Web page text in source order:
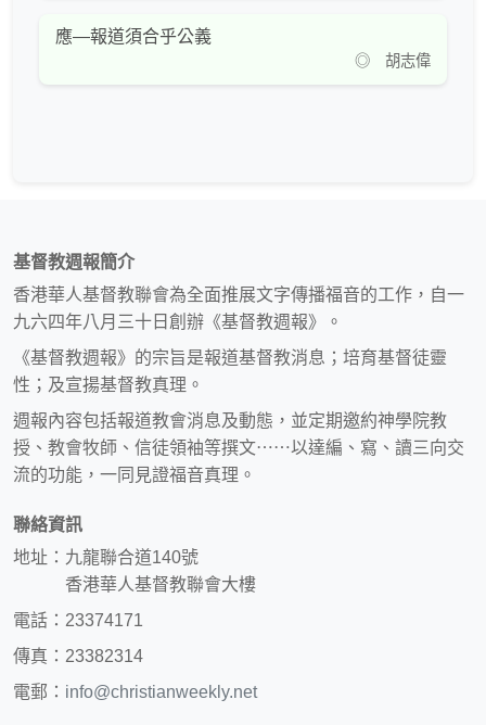
應—報道須合乎公義
◎ 胡志偉
基督教週報簡介
香港華人基督教聯會為全面推展文字傳播福音的工作，自一
九六四年八月三十日創辦《基督教週報》。
《基督教週報》的宗旨是報道基督教消息；培育基督徒靈
性；及宣揚基督教真理。
週報內容包括報道教會消息及動態，並定期邀約神學院教
授、教會牧師、信徒領袖等撰文⋯⋯以達編、寫、讀三向交
流的功能，一同見證福音真理。
聯絡資訊
地址：九龍聯合道140號
香港華人基督教聯會大樓
電話：23374171
傳真：23382314
電郵： info@christianweekly.net